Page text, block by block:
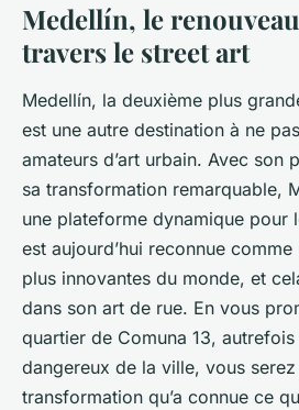
Medellín, le
travers le street art
Medellín, la deuxième plus
est une autre destination à ne
amateurs d’art urbain. Avec son
sa transformation remarquable,
une plateforme dynamique pour
est aujourd’hui reconnue
plus innovantes du monde, et
dans son art de rue. En vous
quartier de Comuna 13, autrefois
dangereux de la ville, vous
transformation qu’a connue ce